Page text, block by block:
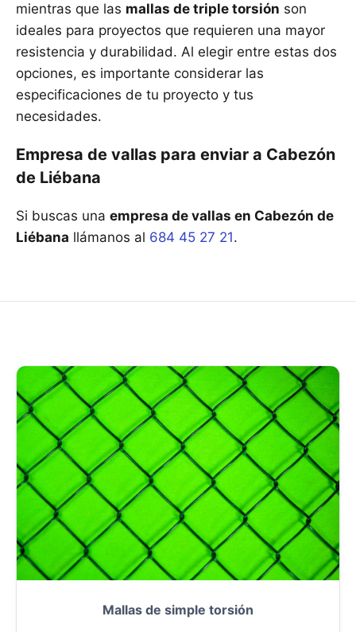
mientras que las mallas de triple torsión son
ideales para proyectos que requieren una mayor
resistencia y durabilidad. Al elegir entre estas dos
opciones, es importante considerar las
especificaciones de tu proyecto y tus
necesidades.
Empresa de vallas para enviar a Cabezón
de Liébana
Si buscas una empresa de vallas en Cabezón de
Liébana llámanos al 684 45 27 21.
Mallas de simple torsión